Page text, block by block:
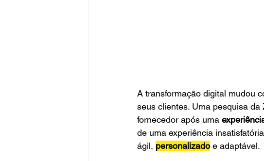
A transformação digital mudou
seus clientes. Uma pesquisa
fornecedor após uma
de uma experiência
ágil, personalizado e adaptável.